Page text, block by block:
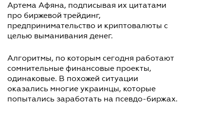
Артема Афяна, подписывая их цитатами
про биржевой трейдинг,
предпринимательство и криптовалюты с
целью выманивания денег.
Алгоритмы, по которым сегодня работают
сомнительные финансовые проекты,
одинаковые. В похожей ситуации
оказались многие украинцы, которые
попытались заработать на псевдо-биржах.